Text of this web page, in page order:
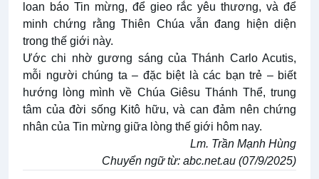
loan báo Tin mừng, để gieo rắc yêu thương, và để
minh chứng rằng Thiên Chúa vẫn đang hiện diện
trong thế giới này.
Ước chi nhờ gương sáng của Thánh Carlo Acutis,
mỗi người chúng ta – đặc biệt là các bạn trẻ – biết
hướng lòng mình về Chúa Giêsu Thánh Thể, trung
tâm của đời sống Kitô hữu, và can đảm nên chứng
nhân của Tin mừng giữa lòng thế giới hôm nay.
Lm. Trần Mạnh Hùng
Chuyển ngữ từ: abc.net.au (07/9/2025)